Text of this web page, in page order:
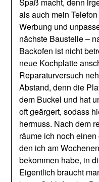
als auch mein
Werbung und
nächste Baustelle –
Backofen ist nicht
neue Kochplatte
Reparaturversuch
Abstand, denn die
dem Buckel und hat
oft geärgert, sodass
hermuss. Nach dem
räume ich noch
den ich am
bekommen habe, in
Eigentlich braucht